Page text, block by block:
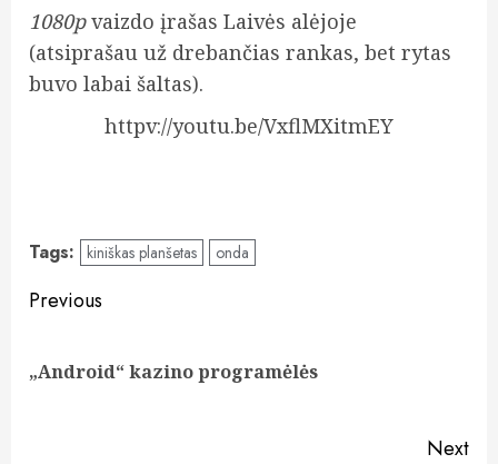
1080pvaizdo įrašas Laivės alėjoje
(atsiprašau už drebančias rankas, bet rytas
buvo labai šaltas).
httpv://youtu.be/VxflMXitmEY
Tags: kiniškas planšetas onda
Post
Previous
„Android“ kazino programėlės
Next